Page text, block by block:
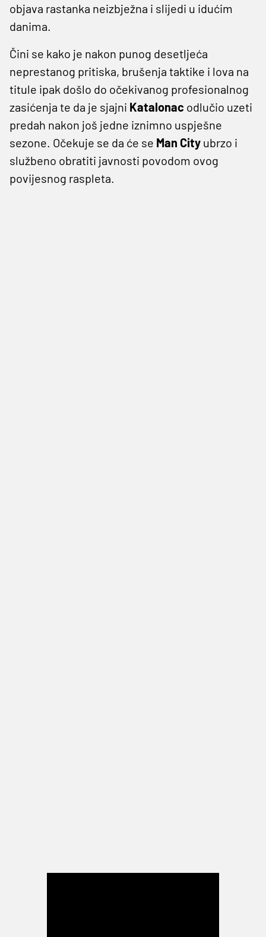
objava rastanka neizbježna i slijedi u idućim
danima.
Čini se kako je nakon punog desetljeća
neprestanog pritiska, brušenja taktike i lova na
titule ipak došlo do očekivanog profesionalnog
zasićenja te da je sjajni Katalonac odlučio uzeti
predah nakon još jedne iznimno uspješne
sezone. Očekuje se da će se Man City ubrzo i
službeno obratiti javnosti povodom ovog
povijesnog raspleta.